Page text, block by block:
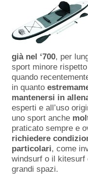
già nel ‘700, per
sport minore
quando
in quanto
mantenersi in
esperti e all’uso
uno sport anche
praticato sempre e
richiedere
particolari, come
windsurf o il kitesurf
grandi spazi.